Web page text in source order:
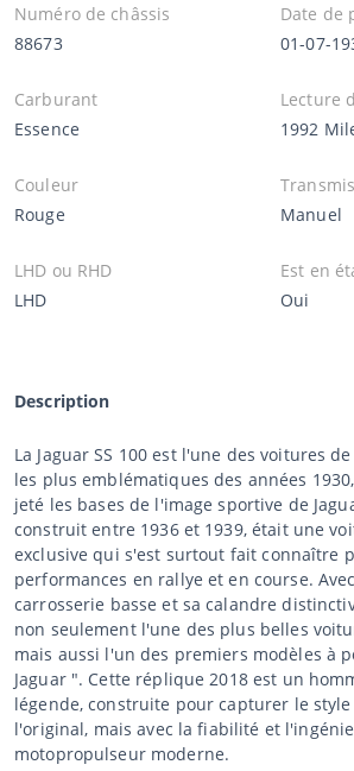
Numéro de châssis
88673
Date de
01-07-
Carburant
Essence
Lecture
1992
Couleur
Rouge
Manuel
LHD ou RHD
LHD
Est en
Oui
Description
La Jaguar SS 100 est l'une des voitures
les plus emblématiques des années
jeté les bases de l'image sportive de
construit entre 1936 et 1939, était une
exclusive qui s'est surtout fait connaître
performances en rallye et en course.
carrosserie basse et sa calandre
non seulement l'une des plus belles
mais aussi l'un des premiers modèles à
Jaguar ". Cette réplique 2018 est un
légende, construite pour capturer le
l'original, mais avec la fiabilité et
motopropulseur moderne.